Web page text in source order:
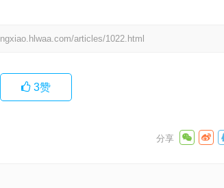
articles/1022.html
3赞